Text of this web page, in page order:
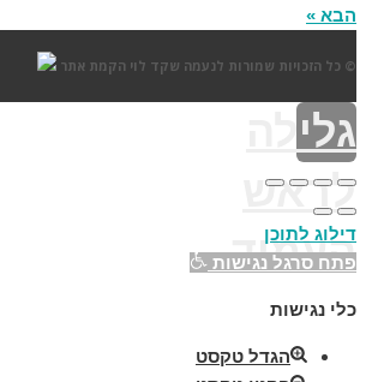
הבא »
© כל הזכויות שמורות לנעמה שקד לוי הקמת אתר
גלילה
לראש
העמוד
דילוג לתוכן
פתח סרגל נגישות
כלי נגישות
הגדל טקסט